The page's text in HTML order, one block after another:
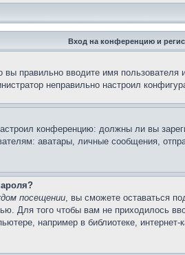
Вход на конференцию и
правильно вводите имя
неправильно настроил
конференцию: должны ли вы
аватары, личные сообщения,
посещении, вы сможете оставаться
Для того чтобы вам не приходилось
например в библиотеке,